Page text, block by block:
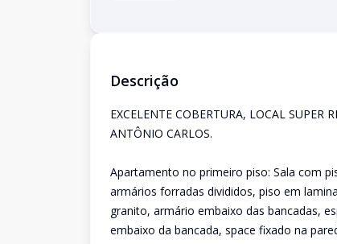
Descrição
EXCELENTE COBERTURA, LOCAL SUPER
ANTÔNIO CARLOS.
Apartamento no primeiro piso: Sala com
armários forradas divididos, piso em
granito, armário embaixo das bancadas,
embaixo da bancada, space fixado na